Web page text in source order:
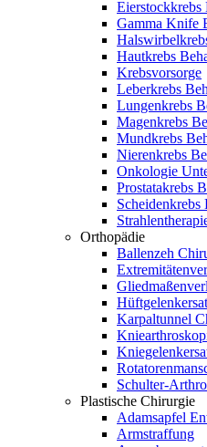
Eierstockkrebs
Gamma Knife
Hautkrebs
Krebsvorsorge
Leberkrebs
Lungenkrebs
Magenkrebs
Mundkrebs
Nierenkrebs
Onkologie
Prostatakrebs
Scheidenkrebs
Orthopädie
Ballenzeh
Karpaltunnel
Schulter-
Plastische Chirurgie
Adamsapfel
Armstraffung